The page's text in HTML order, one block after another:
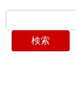
検索